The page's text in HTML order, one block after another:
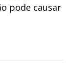
pode causar